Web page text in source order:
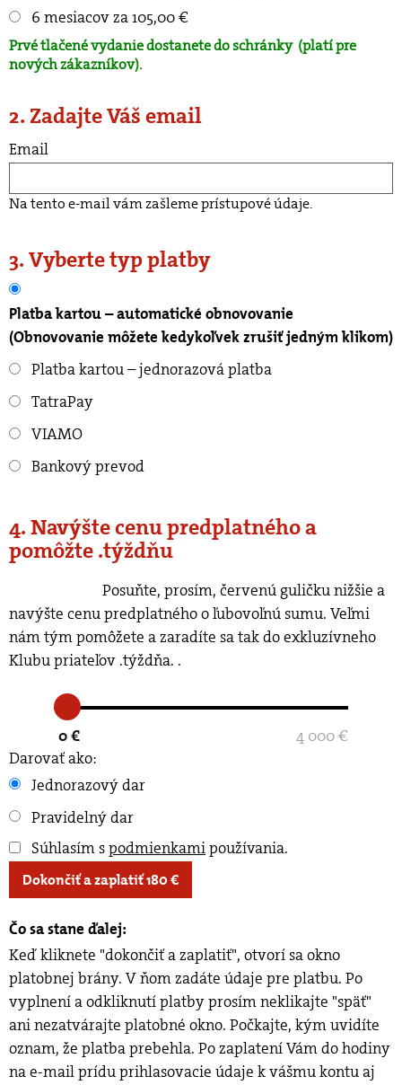
6 mesiacov za 105,00 €
Prvé tlačené vydanie dostanete do schránky (platí pre
nových zákazníkov).
2. Zadajte Váš email
Email
Na tento e-mail vám zašleme prístupové údaje.
3. Vyberte typ platby
Platba kartou – automatické obnovovanie
(Obnovovanie môžete kedykoľvek zrušiť jedným klikom)
Platba kartou – jednorazová platba
TatraPay
VIAMO
Bankový prevod
4. Navýšte cenu predplatného a
pomôžte .týždňu
navýšte cenu predplatného o ľubovoľnú sumu. Veľmi
nám tým pomôžete a zaradíte sa tak do exkluzívneho
Klubu priateľov .týždňa. .
0 €
4 000 €
Darovať ako:
Jednorazový dar
Pravidelný dar
Súhlasím spodmienkamipoužívania.
Dokončiť a zaplatiť180€
Čo sa stane ďalej:
Keď kliknete "dokončiť a zaplatiť", otvorí sa okno
platobnej brány. V ňom zadáte údaje pre platbu. Po
vyplnení a odkliknutí platby prosím neklikajte "späť"
ani nezatvárajte platobné okno. Počkajte, kým uvidíte
oznam, že platba prebehla. Po zaplatení Vám do hodiny
na e-mail prídu prihlasovacie údaje k vášmu kontu aj